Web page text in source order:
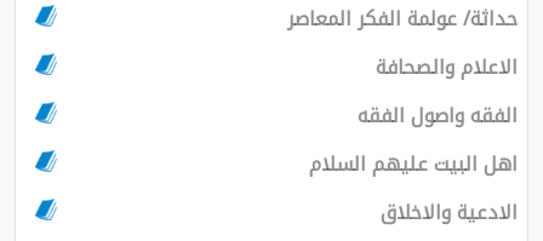
حداثة/ عولمة الفكر المعاصر
الاعلام والصحافة
الفقه واصول الفقه
اهل البيت عليهم السلام
الادعية والاخلاق